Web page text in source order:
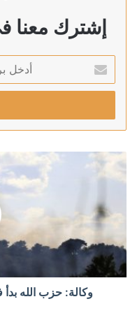
إشترك معنا
بريدك
الإلكتروني
وكالة: حزب الله